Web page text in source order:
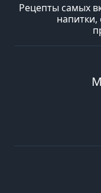
Рецепты самых